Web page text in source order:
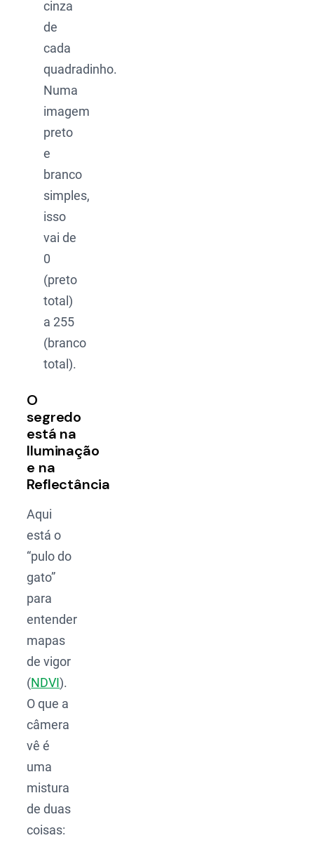
cinza
de
cada
quadradinho.
Numa
imagem
preto
e
branco
simples,
isso
vai de
0
(preto
total)
a 255
(branco
total).
O
segredo
está na
Iluminação
e na
Reflectância
Aqui
está o
“pulo do
gato”
para
entender
mapas
de vigor
(NDVI).
O que a
câmera
vê é
uma
mistura
de duas
coisas: